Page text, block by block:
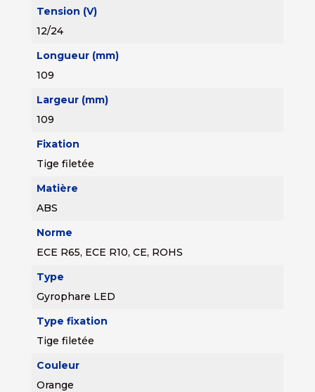
Tension (V)
12/24
Longueur (mm)
109
Largeur (mm)
109
Fixation
Tige filetée
Matière
ABS
Norme
ECE R65, ECE R10, CE, ROHS
Type
Gyrophare LED
Type fixation
Tige filetée
Couleur
Orange